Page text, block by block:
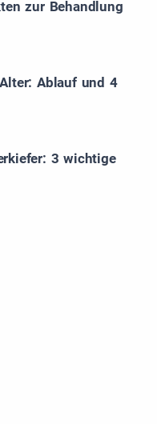
zur Behandlung
Ablauf und 4
3 wichtige